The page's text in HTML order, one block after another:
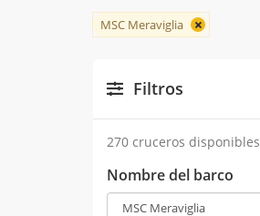
MSC Meraviglia
Filtros
270 cruceros disponibles
Nombre del barco